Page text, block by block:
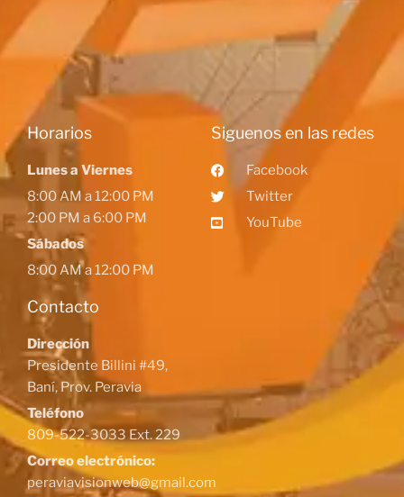
Horarios
Lunes a Viernes
8:00 AM a 12:00 PM
2:00 PM a 6:00 PM
Sábados
8:00 AM a 12:00 PM
Contacto
Dirección
Presidente Billini #49,
Baní, Prov. Peravia
Teléfono
809-522-3033 Ext. 229
Correo electrónico:
peraviavisionweb@gmail.com
Siguenos en las redes
Facebook
Twitter
YouTube